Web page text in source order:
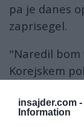
insajder.com -
Information
pa je danes
zaprisegel.
"Naredil bom
Korejskem
zavezništvo